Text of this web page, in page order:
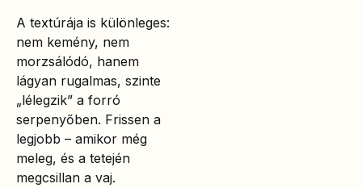
A textúrája is különleges:
nem kemény, nem
morzsálódó, hanem
lágyan rugalmas, szinte
„lélegzik” a forró
serpenyőben. Frissen a
legjobb – amikor még
meleg, és a tetején
megcsillan a vaj.